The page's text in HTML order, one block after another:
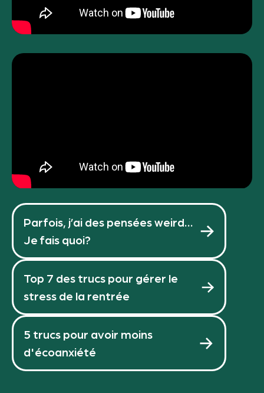
Parfois, j’ai des pensées weird…
Je fais quoi?
Top 7 des trucs pour gérer le
stress de la rentrée
5 trucs pour avoir moins
d'écoanxiété